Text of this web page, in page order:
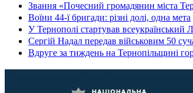
Звання «Почесний громадянин міста
Воїни 44-ї бригади: різні долі, одна мета
У Тернополі стартував всеукраїнський
Сергій Надал передав військовим 50
Вдруге за тиждень на Тернопільщині